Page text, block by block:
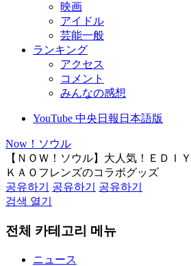
映画
アイドル
芸能一般
ランキング
アクセス
コメント
みんなの感想
YouTube 中央日報日本語版
Now！ソウル
【ＮＯＷ！ソウル】大人気！ＥＤＩ
ＫＡＯフレンズのコラボグッズ
공유하기
공유하기
공유하기
검색 열기
전체 카테고리 메뉴
ニュース